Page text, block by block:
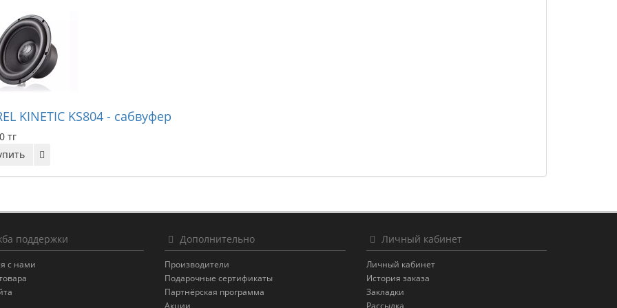
KINETIC KS804 - сабвуфер
тг
поддержки
с нами
Дополнительно
Производители
Подарочные сертификаты
Партнёрская программа
Акции
Личный кабинет
Личный кабинет
История заказа
Закладки
Рассылка